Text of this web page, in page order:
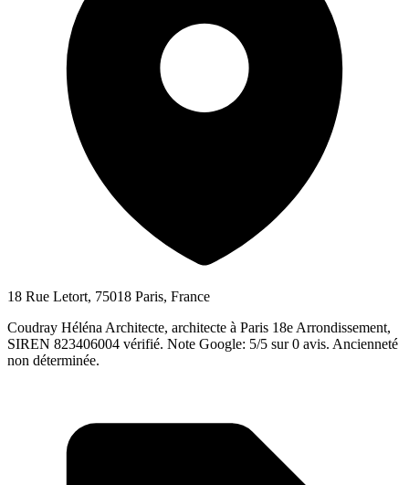
18 Rue Letort, 75018 Paris, France
Coudray Héléna Architecte, architecte à Paris 18e Arrondissement,
SIREN 823406004 vérifié. Note Google: 5/5 sur 0 avis. Ancienneté
non déterminée.